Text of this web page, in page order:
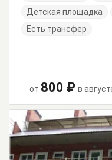
Детская площадка
Есть трансфер
от 800 ₽ в